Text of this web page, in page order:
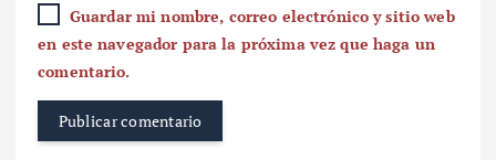
Guardar mi nombre, correo electrónico y sitio web
en este navegador para la próxima vez que haga un
comentario.